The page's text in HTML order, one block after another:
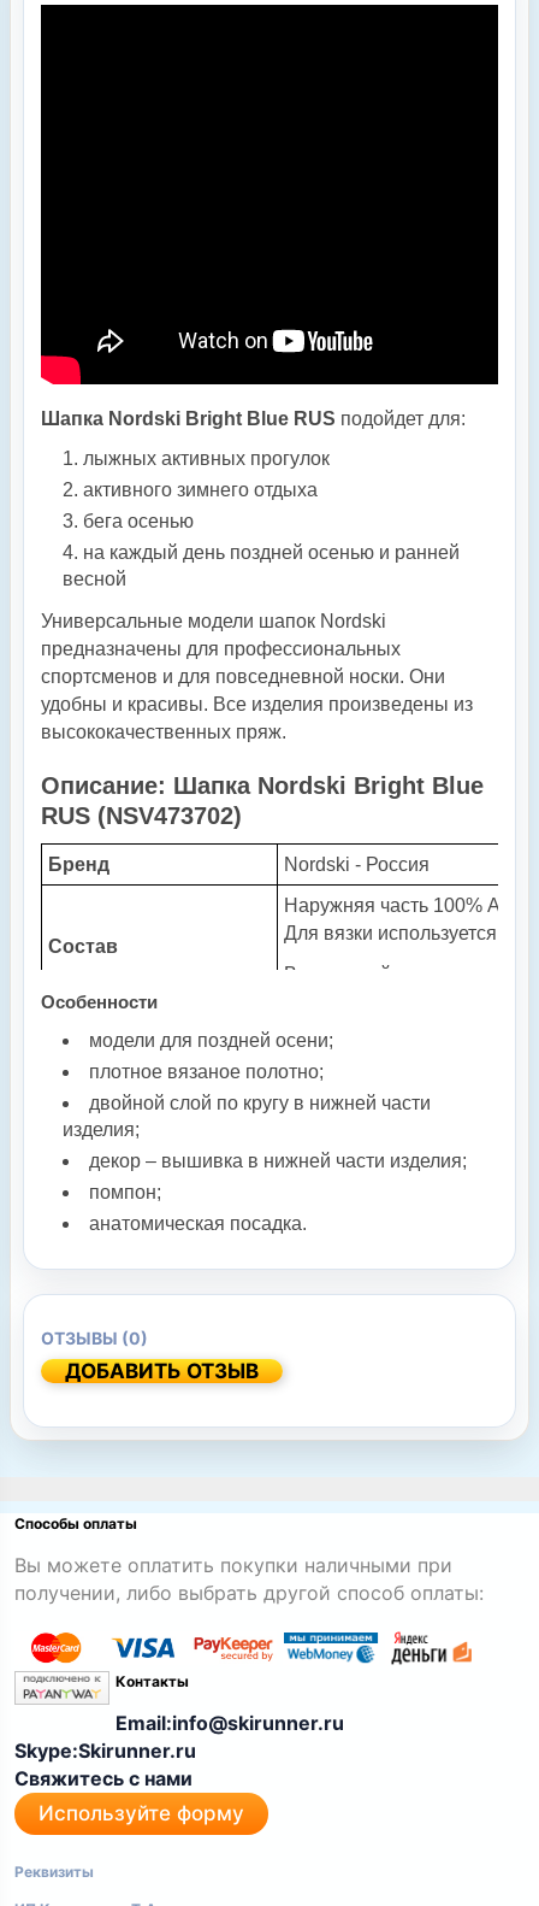
Шапка Nordski Bright Blue RUS подойдет для:
лыжных активных прогулок
активного зимнего отдыха
бега осенью
на каждый день поздней осенью и ранней
весной
Универсальные модели шапок Nordski
предназначены для профессиональных
спортсменов и для повседневной носки. Они
удобны и красивы. Все изделия произведены из
высококачественных пряж.
Описание: Шапка Nordski Bright Blue
RUS (NSV473702)
Бренд Nordski - Россия
Состав
Наружняя часть 100%
Для вязки используется
Внутренний утеплитель
Температурный режим
+5°..-20°С - тренировки,
Цвет
Синий/ Красный/ Белый
Особенности
модели для поздней осени;
плотное вязаное полотно;
двойной слой по кругу в нижней части
изделия;
декор – вышивка в нижней части изделия;
помпон;
анатомическая посадка.
ОТЗЫВЫ (0)
ДОБАВИТЬ ОТЗЫВ
Способы оплаты
Вы можете оплатить покупки наличными при
получении, либо выбрать другой способ оплаты:
Контакты
Email:info@skirunner.ru
Skype:Skirunner.ru
Свяжитесь с нами
Используйте форму
Реквизиты